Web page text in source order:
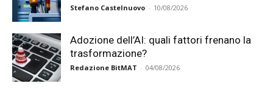
Stefano Castelnuovo - 10/08/2026
Adozione dell’AI: quali fattori frenano la
trasformazione?
Redazione BitMAT - 04/08/2026